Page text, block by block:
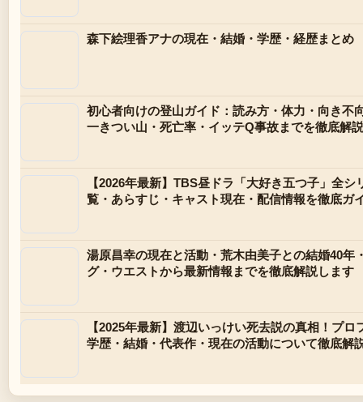
森下絵理香アナの現在・結婚・学歴・経歴まとめ
初心者向けの登山ガイド：読み方・体力・向き不
一きつい山・死亡率・イッテQ事故までを徹底解説
【2026年最新】TBS昼ドラ「大好き五つ子」全シ
覧・あらすじ・キャスト現在・配信情報を徹底ガ
湯原昌幸の現在と活動・荒木由美子との結婚40年
グ・ウエストから最新情報までを徹底解説します
【2025年最新】渡辺いっけい死去説の真相！プロ
学歴・結婚・代表作・現在の活動について徹底解